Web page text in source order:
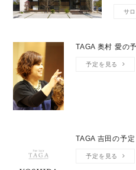
サ
TAGA 奥村 愛の
予定を見る
TAGA 吉田の予定
予定を見る